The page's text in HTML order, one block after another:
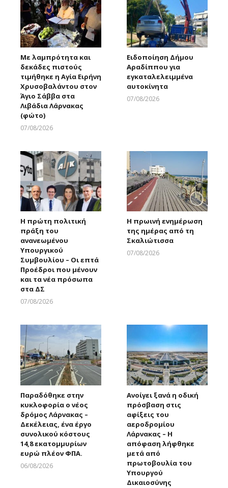
Με λαμπρότητα και
δεκάδες πιστούς
τιμήθηκε η Αγία Ειρήνη
Χρυσοβαλάντου στον
Άγιο Σάββα στα
Λιβάδια Λάρνακας
(φώτο)
07/08/2026
Ειδοποίηση Δήμου
Αραδίππου για
εγκαταλελειμμένα
αυτοκίνητα
07/08/2026
Η πρώτη πολιτική
πράξη του
ανανεωμένου
Υπουργικού
Συμβουλίου – Οι επτά
Προέδροι που μένουν
και τα νέα πρόσωπα
στα ΔΣ
07/08/2026
Η πρωινή ενημέρωση
της ημέρας από τη
Σκαλιώτισσα
07/08/2026
Παραδόθηκε στην
κυκλοφορία ο νέος
δρόμος Λάρνακας –
Δεκέλειας, ένα έργο
συνολικού κόστους
14,8 εκατομμυρίων
ευρώ πλέον ΦΠΑ.
06/08/2026
Ανοίγει ξανά η οδική
πρόσβαση στις
αφίξεις του
αεροδρομίου
Λάρνακας – Η
απόφαση λήφθηκε
μετά από
πρωτοβουλία του
Υπουργού
Δικαιοσύνης